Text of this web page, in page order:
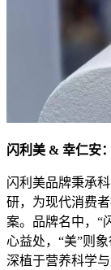
闪利美 & 幸仁安
闪利美品牌秉承
研，为现代消费
案。品牌名中，“
心益处，“美”则
深植于营养科学